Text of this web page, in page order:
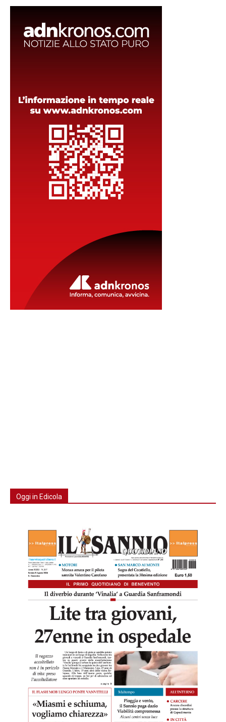
Oggi in Edicola